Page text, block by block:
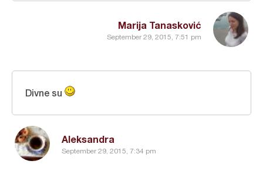
Marija Tanasković
September 29, 2015, 7:51 pm
Aleksandra
September 29, 2015, 7:34 pm
Divne su